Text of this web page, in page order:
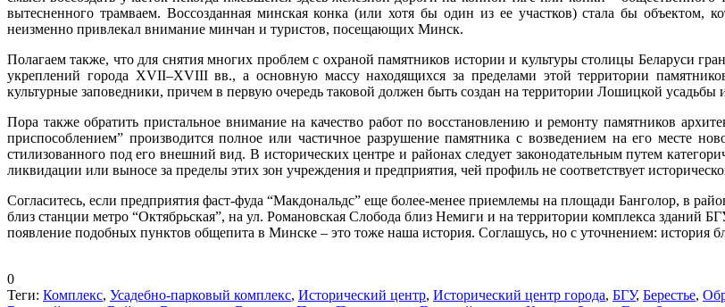
вытесненного трамваем. Воссозданная минская конка (или хотя бы один из ее участков) стала бы объектом,
неизменно привлекал внимание минчан и туристов, посещающих Минск.
Полагаем также, что для снятия многих проблем с охраной памятников истории и культуры столицы Беларуси
укреплений города XVII–XVIII вв., а основную массу находящихся за пределами этой территории
культурные заповедники, причем в первую очередь таковой должен быть создан на территории Лошицкой
Пора также обратить пристальное внимание на качество работ по восстановлению и ремонту памятников
приспособлением” производится полное или частичное разрушение памятника с возведением на его месте
стилизованного под его внешний вид. В исторических центре и районах следует законодательным путем
ликвидации или выносе за пределы этих зон учреждения и предприятия, чей профиль не соответствует
Согласитесь, если предприятия фаст-фуда “Макдональдс” еще более-менее приемлемы на площади Банголор, в
близ станции метро “Октябрьская”, на ул. Романовская Слобода близ Немиги и на территории комплекса зданий
появление подобных пунктов общепита в Минске – это тоже наша история. Соглашусь, но с уточнением: история
0
Теги: Комплекс, Усадебно-парковый комплекс, Исторический центр, Исторический центр города, БГУ, Берестье,